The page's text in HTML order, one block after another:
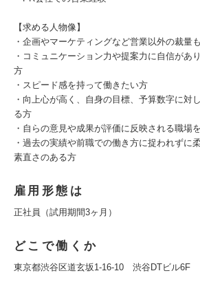
【求める人物像】
・企画やマーケティングなど営業以外の裁量
・コミュニケーション力や提案力に自信があ
方
・スピード感を持って働きたい方
・向上心が高く、自身の目標、予算数字に対
る方
・自らの意見や成果が評価に反映される職場
・過去の実績や前職での働き方に捉われずに
素直さのある方
雇用形態は
正社員（試用期間3ヶ月）
どこで働くか
東京都渋谷区道玄坂1-16-10 渋谷DTビル6F